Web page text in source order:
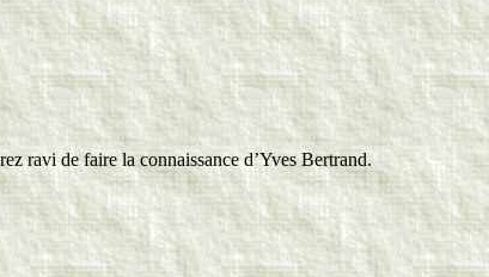
ravi de faire la connaissance d’Yves Bertrand.